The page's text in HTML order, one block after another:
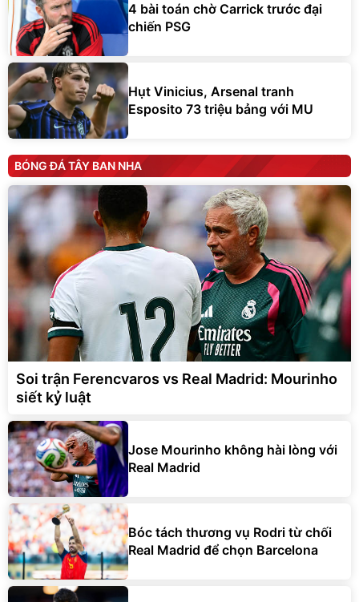
4 bài toán chờ Carrick trước đại
chiến PSG
Hụt Vinicius, Arsenal tranh
Esposito 73 triệu bảng với MU
BÓNG ĐÁ TÂY BAN NHA
Soi trận Ferencvaros vs Real Madrid: Mourinho
siết kỷ luật
Jose Mourinho không hài lòng với
Real Madrid
Bóc tách thương vụ Rodri từ chối
Real Madrid để chọn Barcelona